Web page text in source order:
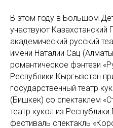
В этом году в Большом
участвуют Казахстанский
академический русский
имени Наталии Сац
романтическое фэнтези
Республики Кыргызстан
государственный театр
(Бишкек) со спектаклем
театр кукол из
фестиваль спектакль